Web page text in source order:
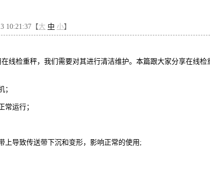
10:21:37【大 中 小】
线检重秤，我们需要对其进行清洁维护。本篇跟大家分享在线检
；
常运行；
上导致传送带下沉和变形，影响正常的使用;